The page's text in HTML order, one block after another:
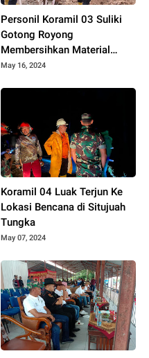
Personil Koramil 03 Suliki
Gotong Royong
Membersihkan Material
Longsor Yang Menimpa
May 16, 2024
Koramil 04 Luak Terjun Ke
Lokasi Bencana di Situjuah
Tungka
May 07, 2024